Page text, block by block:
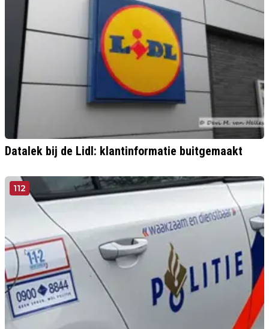
Datalek bij de Lidl: klantinformatie buitgemaakt
112